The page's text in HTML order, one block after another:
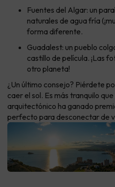
Fuentes del Algar: un
naturales de agua fría
forma diferente.
Guadalest: un pueblo
castillo de película. ¡Las
otro planeta!
¿Un último consejo? Piérdete
caer el sol. Es más tranquilo
arquitectónico ha ganado
perfecto para desconectar de